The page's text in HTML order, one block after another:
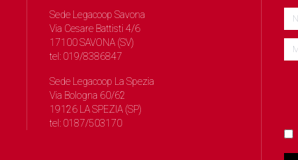
Sede Legacoop Savona
Via Cesare Battisti 4/6
17100 SAVONA (SV)
tel: 019/8386847
Sede Legacoop La Spezia
Via Bologna 60/62
19126 LA SPEZIA (SP)
tel: 0187/503170